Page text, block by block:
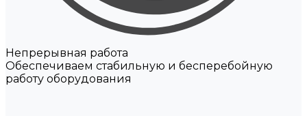
Непрерывная работа
Обеспечиваем стабильную и бесперебойную
работу оборудования